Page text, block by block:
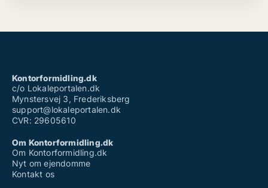
Kontorformidling.dk
c/o Lokaleportalen.dk
Mynstersvej 3, Frederiksberg
support@lokaleportalen.dk
CVR: 29605610
Om Kontorformidling.dk
Om Kontorformidling.dk
Nyt om ejendomme
Kontakt os